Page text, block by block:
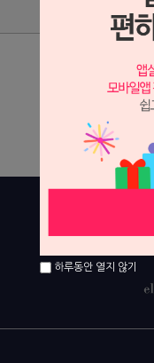
하루동안 열지 않기